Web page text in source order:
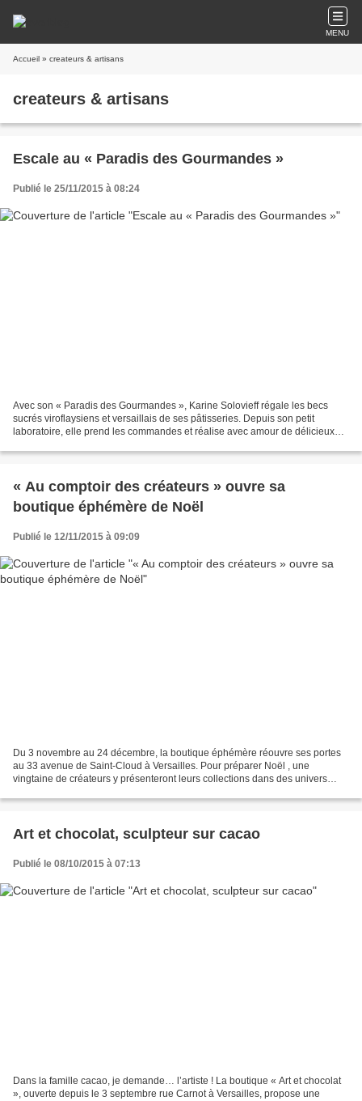
MENU
Accueil » createurs & artisans
createurs & artisans
Escale au « Paradis des Gourmandes »
Publié le 25/11/2015 à 08:24
Avec son « Paradis des Gourmandes », Karine Solovieff régale les becs
sucrés viroflaysiens et versaillais de ses pâtisseries. Depuis son petit
laboratoire, elle prend les commandes et réalise avec amour de délicieux
« Au comptoir des créateurs » ouvre sa
boutique éphémère de Noël
Publié le 12/11/2015 à 09:09
Du 3 novembre au 24 décembre, la boutique éphémère réouvre ses portes
au 33 avenue de Saint-Cloud à Versailles. Pour préparer Noël , une
vingtaine de créateurs y présenteront leurs collections dans des univers
Art et chocolat, sculpteur sur cacao
Publié le 08/10/2015 à 07:13
Dans la famille cacao, je demande… l’artiste ! La boutique « Art et chocolat
», ouverte depuis le 3 septembre rue Carnot à Versailles, propose une